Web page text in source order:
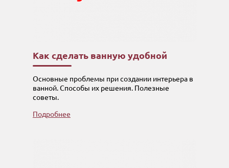
Как сделать ванную удобной
Основные проблемы при создании интерьера в
ванной. Способы их решения. Полезные
советы.
Подробнее